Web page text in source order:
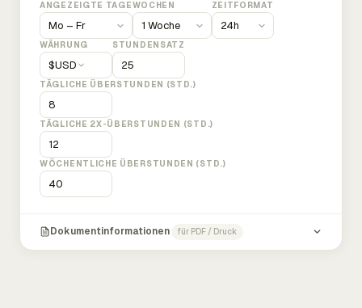
ANGEZEIGTE TAGEWOCHEN ZEITFORMAT
WÄHRUNG
$USD
STUNDENSATZ
TÄGLICHE ÜBERSTUNDEN (STD.)
TÄGLICHE 2X-ÜBERSTUNDEN (STD.)
WÖCHENTLICHE ÜBERSTUNDEN (STD.)
Dokumentinformationen für PDF / Druck